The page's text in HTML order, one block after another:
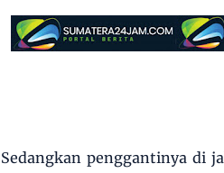
Sedangkan penggantinya di